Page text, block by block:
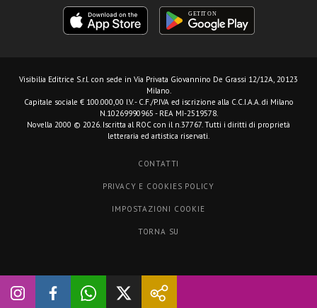
Visibilia Editrice S.r.l. con sede in Via Privata Giovannino De Grassi 12/12A, 20123
Milano.
Capitale sociale € 100.000,00 I.V. - C.F./P.IVA ed iscrizione alla C.C.I.A.A. di Milano
N.10269990965 - REA MI-2519578.
Novella 2000 © 2026. Iscritta al ROC con il n.37767. Tutti i diritti di proprietà
letteraria ed artistica riservati.
CONTATTI
PRIVACY E COOKIES POLICY
IMPOSTAZIONI COOKIE
TORNA SU